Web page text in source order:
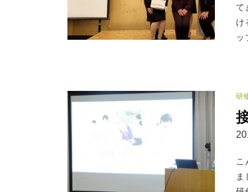
て
け
ッ
研
こ